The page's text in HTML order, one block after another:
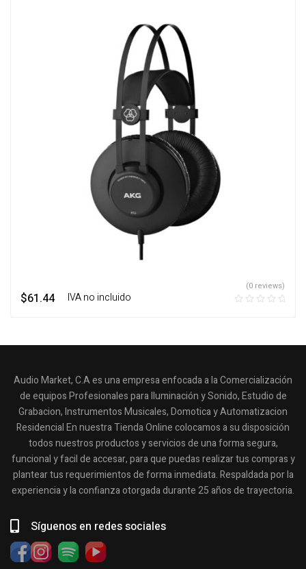
$61.44 ‎ ‎ ‎ IVA no incluido
(0 reviews)
Audio Market, C.A es una empresa enfocada a la Comercialización
de equipos Profesionales para Iluminación y Sonido, Estudio de
Grabacion, Instrumentos Musicales, Domotica y Automatizacion
Residencial En nuestra Tienda Online colocamos a su disposición
todos nuestros productos y servicios de una forma segura,
funcional y facil de accesar, para que puedas realizar tus compras y
plantear tus requerimientos de forma inmediata. Respaldada por la
experiencia y la confianza otorgada durante 25 años de trayectoria.
Síguenos en redes sociales